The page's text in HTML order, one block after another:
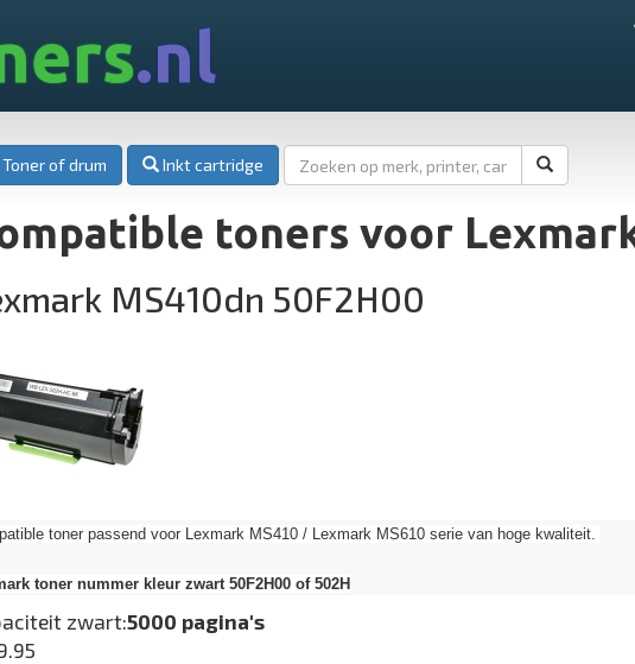
.nl
Toner of drum Inkt cartridge
toners voor
MS410dn 50F2H00
toner passend voor Lexmark MS410 / Lexmark MS610 serie van hoge kwaliteit.
toner nummer kleur zwart 50F2H00 of 502H
zwart:5000 pagina's